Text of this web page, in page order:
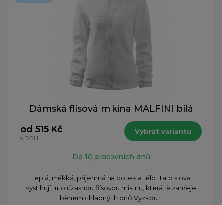
Dámská flísová mikina MALFINI bílá
od 515 Kč
s DPH
Vybrat variantu
Do 10 pracovních dnů
​Teplá, měkká, příjemná na dotek a tělo. Tato slova
vystihují tuto úžasnou flísovou mikinu, která tě zahřeje
během chladných dnů Vyzkou...